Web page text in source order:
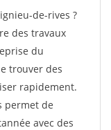
de-rives ?
des travaux
du
trouver des
rapidement.
permet de
avec des